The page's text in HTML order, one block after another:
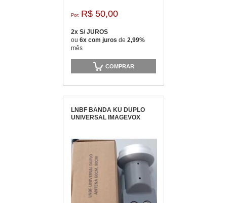
Por: R$ 50,00
2x S/ JUROS
ou 6x com juros de 2,99%
mês
COMPRAR
LNBF BANDA KU DUPLO
UNIVERSAL IMAGEVOX